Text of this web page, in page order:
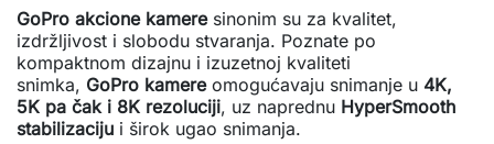
GoPro akcione kameresinonim su za kvalitet,
izdržljivost i slobodu stvaranja. Poznate po
kompaktnom dizajnu i izuzetnoj kvaliteti
snimka, GoPro kamereomogućavaju snimanje u 4K,
5K pa čak i 8K rezoluciji, uz naprednu HyperSmooth
stabilizaciju i širok ugao snimanja.